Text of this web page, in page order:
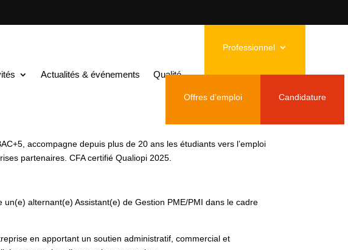
Actualités & événements Qualité
Professionnel
Offres d’emploi Candidature
d’Entreprise en
accompagne depuis plus de 20 ans les étudiants vers l’emploi
partenaires. CFA certifié Qualiopi 2025.
alternant(e) Assistant(e) de Gestion PME/PMI dans le cadre
en apportant un soutien administratif, commercial et